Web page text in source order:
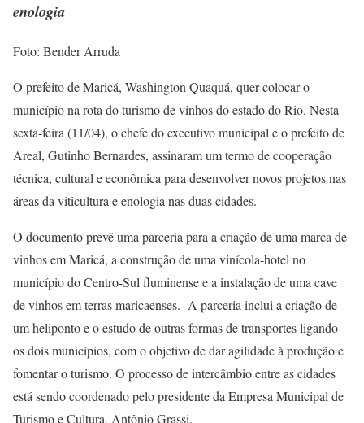
enologia
Foto: Bender Arruda
O prefeito de Maricá, Washington Quaquá, quer colocar o
município na rota do turismo de vinhos do estado do Rio. Nesta
sexta-feira (11/04), o chefe do executivo municipal e o prefeito de
Areal, Gutinho Bernardes, assinaram um termo de cooperação
técnica, cultural e econômica para desenvolver novos projetos nas
áreas da viticultura e enologia nas duas cidades.
O documento prevê uma parceria para a criação de uma marca de
vinhos em Maricá, a construção de uma vinícola-hotel no
município do Centro-Sul fluminense e a instalação de uma cave
de vinhos em terras maricaenses. A parceria inclui a criação de
um heliponto e o estudo de outras formas de transportes ligando
os dois municípios, com o objetivo de dar agilidade à produção e
fomentar o turismo. O processo de intercâmbio entre as cidades
está sendo coordenado pelo presidente da Empresa Municipal de
Turismo e Cultura, Antônio Grassi.